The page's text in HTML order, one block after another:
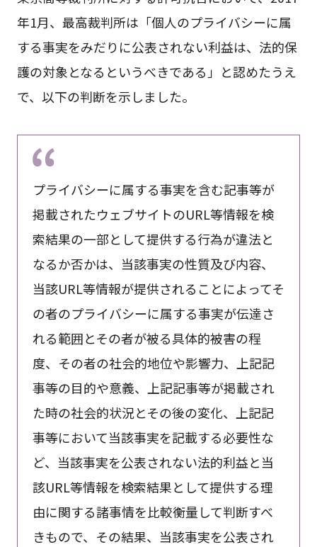
年1月、最高裁判所は「個人のプライバシーに属
する事実をみだりに公表されない利益は、法的保
護の対象となるというべきである」と認めたうえ
で、以下の判断を示しました。
プライバシーに属する事実を含む記事等が
掲載されたウェブサイトのURL等情報を検
索結果の一部として提供する行為が違法と
なるか否かは、当該事実の性質及び内容、
当該URL等情報が提供されることによってそ
の者のプライバシーに属する事実が伝達さ
れる範囲とその者が被る具体的被害の程
度、その者の社会的地位や影響力、上記記
事等の目的や意義、上記記事等が掲載され
た時の社会的状況とその後の変化、上記記
事等において当該事実を記載する必要性な
ど、当該事実を公表されない法的利益と当
該URL等情報を検索結果として提供する理
由に関する諸事情を比較衡量して判断すべ
きもので、その結果、当該事実を公表され